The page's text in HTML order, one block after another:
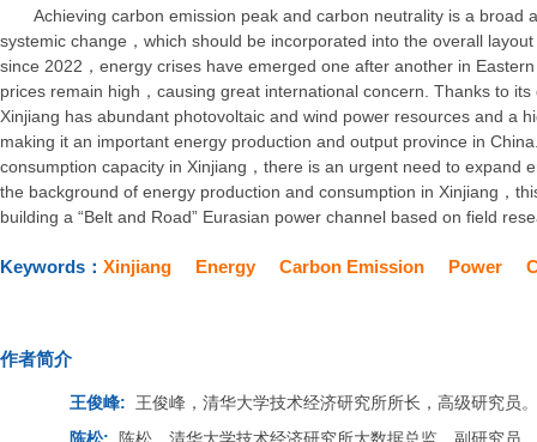
Achieving carbon emission peak and carbon neutrality is a broad
systemic change，which should be incorporated into the overall
since 2022，energy crises have emerged one after another in
prices remain high，causing great international concern. Thanks to
Xinjiang has abundant photovoltaic and wind power resources and a
making it an important energy production and output province in
consumption capacity in Xinjiang，there is an urgent need to expand
the background of energy production and consumption in Xinjiang，
building a “Belt and Road” Eurasian power channel based on field
Keywords： Xinjiang Energy Carbon Emission Power
作者简介
王俊峰:
王俊峰，清华大学技术经济研究所所长，高级研究员。